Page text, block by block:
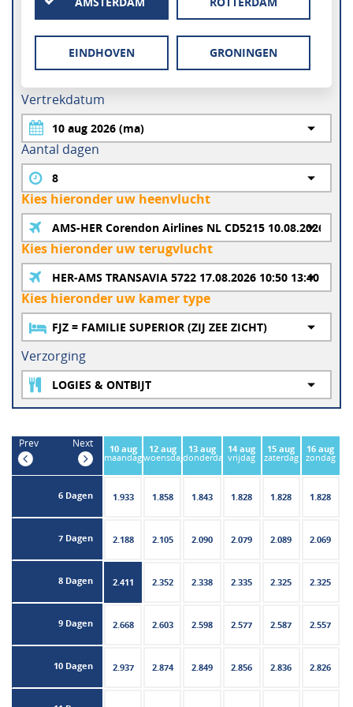
EINDHOVEN GRONINGEN
Vertrekdatum
Aantal dagen
Kies hieronder uw heenvlucht
Kies hieronder uw terugvlucht
Kies hieronder uw kamer type
Verzorging
Prev Next
6 Dagen
7 Dagen
8 Dagen
9 Dagen
10 Dagen
10 aug
maandag
1.933
2.188
2.411
2.668
2.937
12 aug
woensdag
1.858
2.105
2.352
2.603
2.874
13 aug
donderdag
1.843
2.090
2.338
2.598
2.849
14 aug
vrijdag
1.828
2.079
2.335
2.577
2.856
15 aug
zaterdag
1.828
2.089
2.325
2.587
2.836
16 aug
zondag
1.828
2.069
2.325
2.557
2.826